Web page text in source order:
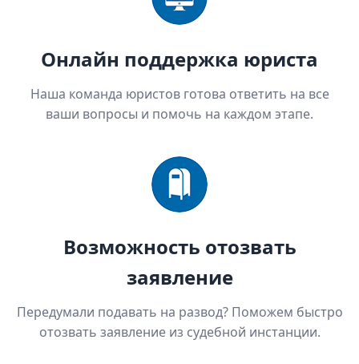
Онлайн поддержка юриста
Наша команда юристов готова ответить на все
ваши вопросы и помочь на каждом этапе.
Возможность отозвать
заявление
Передумали подавать на развод? Поможем быстро
отозвать заявление из судебной инстанции.